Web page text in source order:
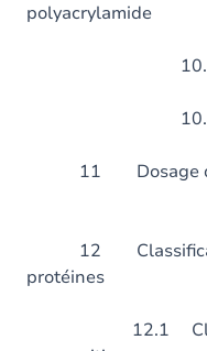
polyacrylamide
10.3
10.4
11
12
12.1